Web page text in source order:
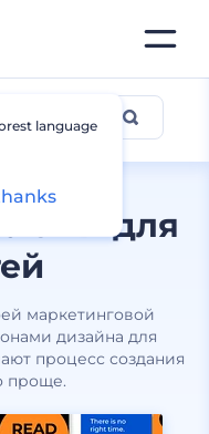
для
маркетинговой
дизайна для
процесс создания
проще.
language